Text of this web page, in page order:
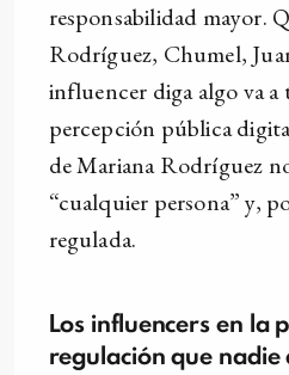
responsabilidad mayor.
Rodríguez, Chumel,
influencer diga algo va a
percepción pública
de Mariana Rodríguez
“cualquier persona” y,
regulada.
Los influencers en la
regulación que nadie